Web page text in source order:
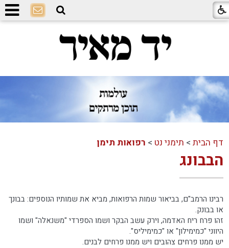
דף הבית > תימני נט > רפואות תימן
הבבונג
רבינו הרמב"ם, בביאור שמות הרפואות, מביא את שמותיו הנוספים: בבונך
או בבונק.
זהו פרח ריח האדמה, וירק עשב הבקר ושמו הספרדי "משנאלה" ושמו
היווני "כמימילון" או "כמימיליס".
יש ממנו פרחים צהובים ויש ממנו פרחים לבנים.